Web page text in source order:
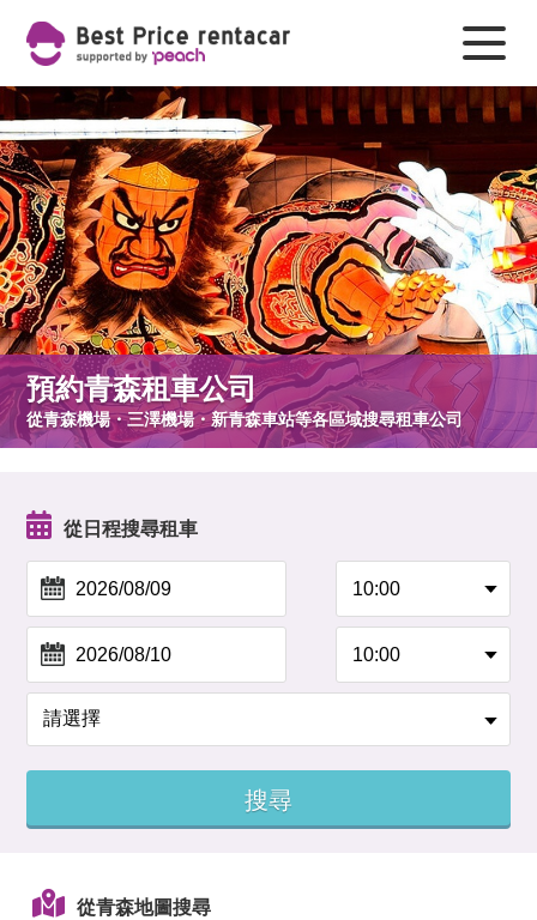
預約青森租車公司
從青森機場・三澤機場・新青森車站等各區域搜尋租車公司
從日程搜尋租車
從青森地圖搜尋